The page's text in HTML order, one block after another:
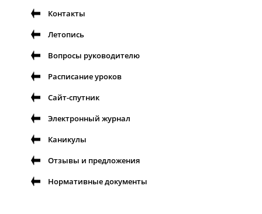
Контакты
Летопись
Вопросы руководителю
Расписание уроков
Сайт-спутник
Электронный журнал
Каникулы
Отзывы и предложения
Нормативные документы